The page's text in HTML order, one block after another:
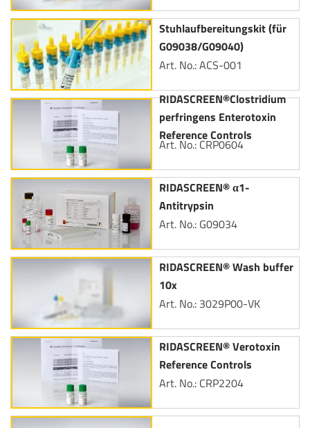
Stuhlaufbereitungskit (für
G09038/G09040)
Art. No.: ACS-001
RIDASCREEN®Clostridium
perfringens Enterotoxin
Reference Controls
Art. No.: CRP0604
RIDASCREEN® α1-
Antitrypsin
Art. No.: G09034
RIDASCREEN® Wash buffer
10x
Art. No.: 3029P00-VK
RIDASCREEN® Verotoxin
Reference Controls
Art. No.: CRP2204